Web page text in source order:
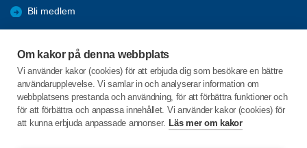
Om kakor på denna webbplats
Vi använder kakor (cookies) för att erbjuda dig som besökare en bättre
användarupplevelse. Vi samlar in och analyserar information om
webbplatsens prestanda och användning, för att förbättra funktioner och
för att förbättra och anpassa innehållet. Vi använder kakor (cookies) för
att kunna erbjuda anpassade annonser. Läs mer om kakor
Bli medlem
Bildgalleri
C/o:Per-Einar Tuvesson